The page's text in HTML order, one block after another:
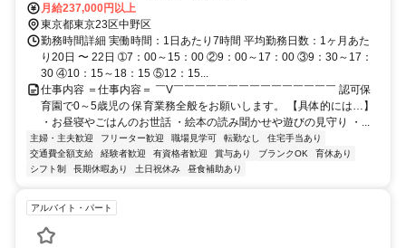
月給237,000円以上
東京都東京23区中野区
勤務時間詳細 実働時間：1日あたり7時間 平均勤務日数：1ヶ月あた
り20日 〜 22日 ➀7：00～15：00 ②9：00～17：00 ③9：30～17：
30 ④10：15～18：15 ⑤12：15...
仕事内容 ＝仕事内容＝ ￣V￣￣￣￣￣￣￣￣￣￣￣￣￣￣￣ 認可保
育園で0～5歳児の 保育業務全般をお願いします。 【具体的には…】
・お昼寝やごはんのお世話 ・絵本の読み聞かせや遊びの見守り ・...
主婦・主夫歓迎 フリーター歓迎 職場見学可 転勤なし
住宅手当あり
交通費全額支給
経験者歓迎 有資格者歓迎 賞与あり ブランクOK
育休あり
シフト制
長期休暇あり 土日祝休み 昼食補助あり
アルバイト・パート